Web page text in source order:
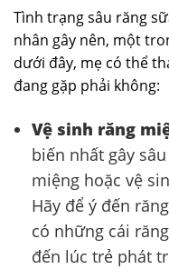
Tình trạng sâu răng
nhân gây nên, một
dưới đây, mẹ có thể
đang gặp phải không:
Vệ sinh răng
biến nhất gây
miệng hoặc vệ
Hãy để ý đến
có những cái
đến lúc trẻ phát